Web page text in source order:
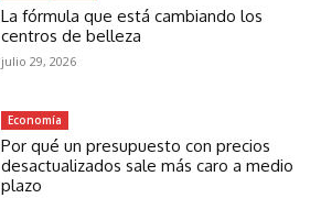
La fórmula que está cambiando los
centros de belleza
julio 29, 2026
Economía
Por qué un presupuesto con precios
desactualizados sale más caro a medio
plazo